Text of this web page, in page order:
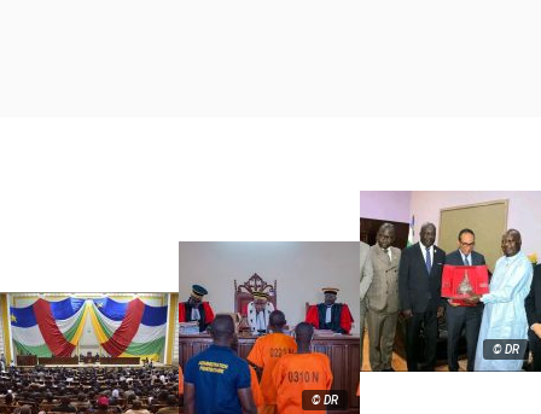
© DR
© DR